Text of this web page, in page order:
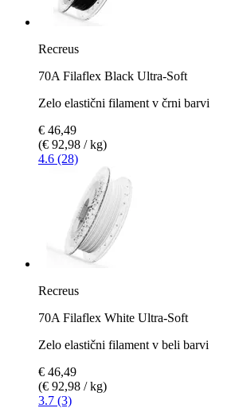
Recreus
70A Filaflex Black Ultra-Soft
Zelo elastični filament v črni barvi
€ 46,49
(€ 92,98 / kg)
4.6 (28)
Recreus
70A Filaflex White Ultra-Soft
Zelo elastični filament v beli barvi
€ 46,49
(€ 92,98 / kg)
3.7 (3)